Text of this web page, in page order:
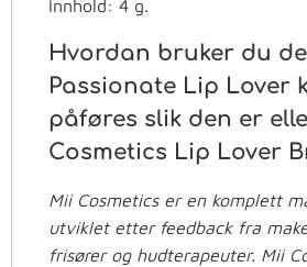
Innhold: 4 g.
Hvordan bruker du
Passionate Lip Lover
påføres slik den er
Cosmetics Lip Lover
Mii Cosmetics er en komplett
utviklet etter feedback fra
frisører og hudterapeuter. Mii